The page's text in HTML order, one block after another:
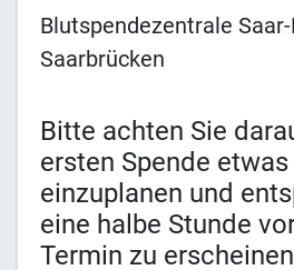
Blutspendezentrale
Saarbrücken
Bitte achten Sie
ersten Spende
einzuplanen und
eine halbe Stunde
Termin zu